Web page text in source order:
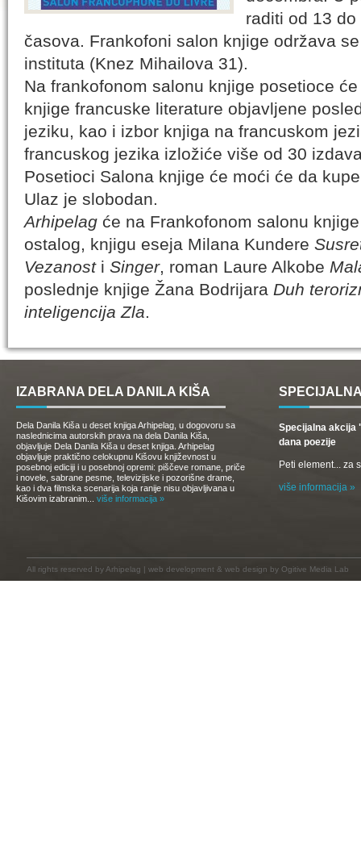
raditi od 13
časova. Frankofoni salon knjige održava
instituta (Knez Mihailova 31).
Na frankofonom salonu knjige posetioce
knjige francuske literature objavljene
jeziku, kao i izbor knjiga na francuskom
francuskog jezika izložiće više od 30
Posetioci Salona knjige će moći će da
Ulaz je slobodan.
Arhipelag će na Frankofonom salonu
ostalog, knjigu eseja Milana Kundere
Vezanosti Singer, roman Laure Alkobe
poslednje knjige Žana Bodrijara Duh
inteligencija Zla.
IZABRANA DELA DANILA KIŠA
Dela Danila Kiša u deset knjiga Arhipelag, u dogovoru sa
naslednicima autorskih prava na dela Danila Kiša,
objavljuje Dela Danila Kiša u deset knjiga. Arhipelag
objavljuje praktično celokupnu Kišovu književnost u
posebnoj ediciji i u posebnoj opremi: piščeve romane, priče
i novele, sabrane pesme, televizijske i pozorišne drame,
kao i dva filmska scenarija koja ranije nisu objavljivana u
Kišovim izabranim... više informacija »
Specijalna akcija
dana poezije
Peti element... za
više informacija »
All rights reserved by Arhipelag | web development & web design by Ogitive Media Lab